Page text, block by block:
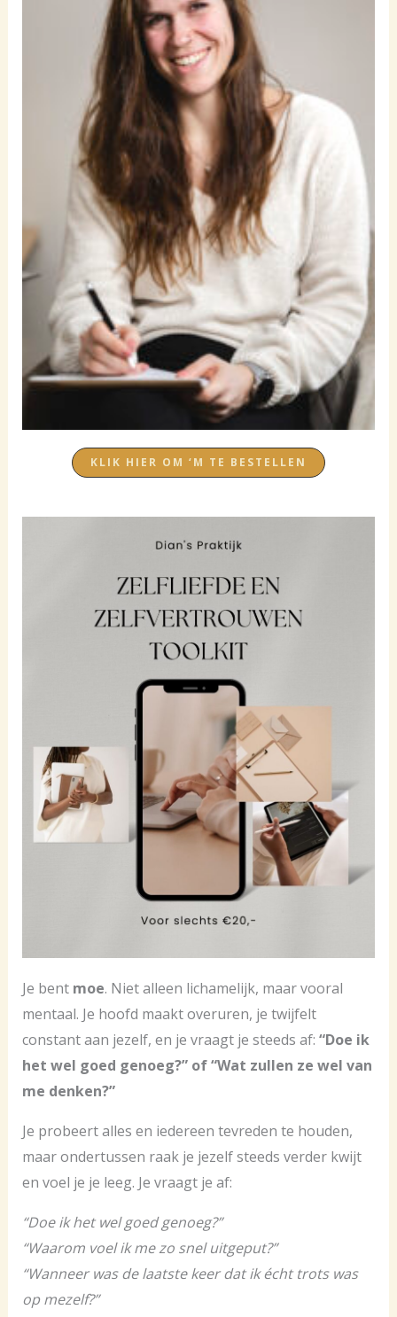
KLIK HIER OM ‘M TE BESTELLEN
Je bent moe. Niet alleen lichamelijk, maar vooral
mentaal. Je hoofd maakt overuren, je twijfelt
constant aan jezelf, en je vraagt je steeds af: “Doe ik
het wel goed genoeg?” of “Wat zullen ze wel van
me denken?”
Je probeert alles en iedereen tevreden te houden,
maar ondertussen raak je jezelf steeds verder kwijt
en voel je je leeg. Je vraagt je af:
“Doe ik het wel goed genoeg?”
“Waarom voel ik me zo snel uitgeput?”
“Wanneer was de laatste keer dat ik écht trots was
op mezelf?”